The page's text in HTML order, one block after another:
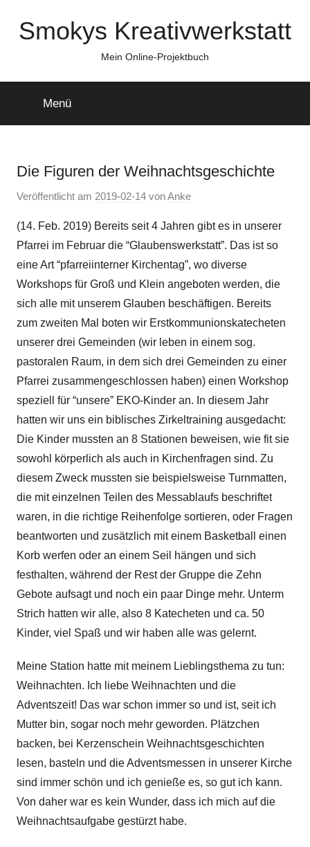
InhaltSmokys Kreativwerkstatt
Mein Online-Projektbuch
Menü
Die Figuren der Weihnachtsgeschichte
Veröffentlicht am 2019-02-14 vonAnke
(14. Feb. 2019) Bereits seit 4 Jahren gibt es in unserer
Pfarrei im Februar die “Glaubenswerkstatt”. Das ist so
eine Art “pfarreiinterner Kirchentag”, wo diverse
Workshops für Groß und Klein angeboten werden, die
sich alle mit unserem Glauben beschäftigen. Bereits
zum zweiten Mal boten wir Erstkommunionskatecheten
unserer drei Gemeinden (wir leben in einem sog.
pastoralen Raum, in dem sich drei Gemeinden zu einer
Pfarrei zusammengeschlossen haben) einen Workshop
speziell für “unsere” EKO-Kinder an. In diesem Jahr
hatten wir uns ein biblisches Zirkeltraining ausgedacht:
Die Kinder mussten an 8 Stationen beweisen, wie fit sie
sowohl körperlich als auch in Kirchenfragen sind. Zu
diesem Zweck mussten sie beispielsweise Turnmatten,
die mit einzelnen Teilen des Messablaufs beschriftet
waren, in die richtige Reihenfolge sortieren, oder Fragen
beantworten und zusätzlich mit einem Basketball einen
Korb werfen oder an einem Seil hängen und sich
festhalten, während der Rest der Gruppe die Zehn
Gebote aufsagt und noch ein paar Dinge mehr. Unterm
Strich hatten wir alle, also 8 Katecheten und ca. 50
Kinder, viel Spaß und wir haben alle was gelernt.
Meine Station hatte mit meinem Lieblingsthema zu tun:
Weihnachten. Ich liebe Weihnachten und die
Adventszeit! Das war schon immer so und ist, seit ich
Mutter bin, sogar noch mehr geworden. Plätzchen
backen, bei Kerzenschein Weihnachtsgeschichten
lesen, basteln und die Adventsmessen in unserer Kirche
sind immer schön und ich genieße es, so gut ich kann.
Von daher war es kein Wunder, dass ich mich auf die
Weihnachtsaufgabe gestürzt habe.